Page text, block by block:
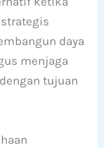
daya
menjaga
tujuan